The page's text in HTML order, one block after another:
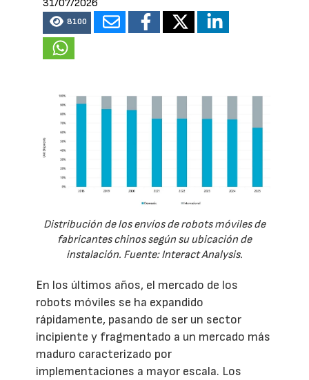
31/07/2026
8100
Distribución de los envíos de robots móviles de
fabricantes chinos según su ubicación de
instalación. Fuente: Interact Analysis.
En los últimos años, el mercado de los
robots móviles se ha expandido
rápidamente, pasando de ser un sector
incipiente y fragmentado a un mercado más
maduro caracterizado por
implementaciones a mayor escala. Los